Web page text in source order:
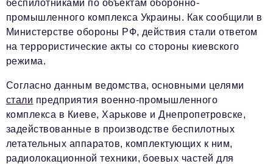
беспилотниками по объектам оборонно-
промышленного комплекса Украины. Как сообщили в
Министерстве обороны РФ, действия стали ответом
на террористические акты со стороны киевского
режима.
Согласно данным ведомства, основными целями
стали предприятия военно-промышленного
комплекса в Киеве, Харькове и Днепропетровске,
задействованные в производстве беспилотных
летательных аппаратов, комплектующих к ним,
радиолокационной техники, боевых частей для